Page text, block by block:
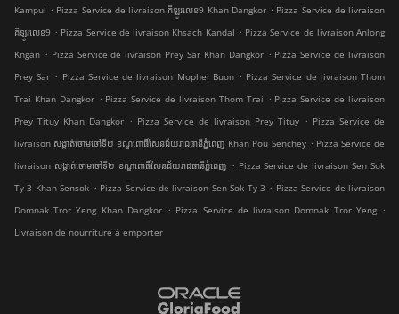
Kampul . Pizza Service de livraison គីឡូរលេខ9 Khan Dangkor . Pizza Service de livraison
គីឡូរលេខ9 . Pizza Service de livraison Khsach Kandal . Pizza Service de livraison Anlong
Kngan . Pizza Service de livraison Prey Sar Khan Dangkor . Pizza Service de livraison
Prey Sar . Pizza Service de livraison Mophei Buon . Pizza Service de livraison Thom
Trai Khan Dangkor . Pizza Service de livraison Thom Trai . Pizza Service de livraison
Prey Tituy Khan Dangkor . Pizza Service de livraison Prey Tituy . Pizza Service de
livraison សង្កាត់ចោមចៅទី២ ខណ្ឌពោធិ៍សែនជ័យរាជធានីភ្នំពេញ Khan Pou Senchey . Pizza Service de
livraison សង្កាត់ចោមចៅទី២ ខណ្ឌពោធិ៍សែនជ័យរាជធានីភ្នំពេញ . Pizza Service de livraison Sen Sok
Ty 3 Khan Sensok . Pizza Service de livraison Sen Sok Ty 3 . Pizza Service de livraison
Domnak Tror Yeng Khan Dangkor . Pizza Service de livraison Domnak Tror Yeng .
Livraison de nourriture à emporter